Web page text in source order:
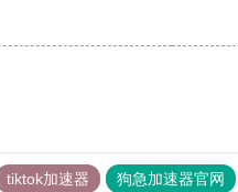
tiktok加速器 狗急加速器官网